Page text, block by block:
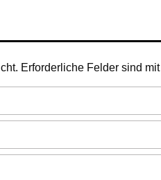
Erforderliche Felder sind mit